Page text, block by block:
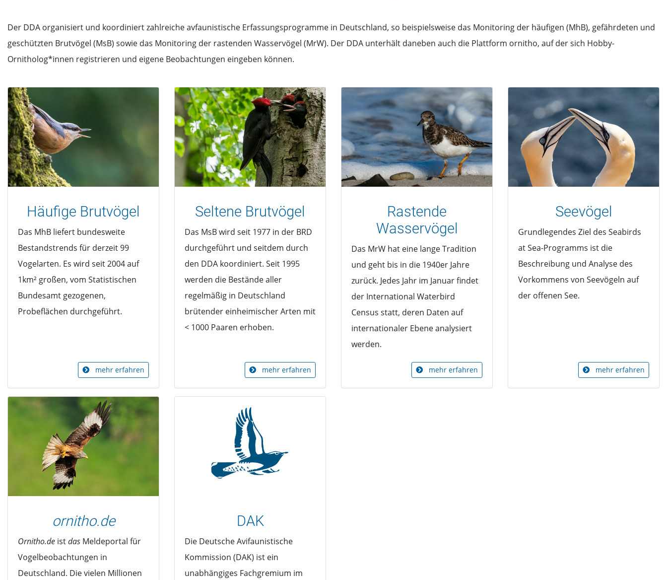
Der DDA organisiert und koordiniert zahlreiche avfaunistische Erfassungsprogramme in Deutschland, so beispielsweise das Monitoring der häufigen (MhB), gefährdeten und
geschützten Brutvögel (MsB) sowie das Monitoring der rastenden Wasservögel (MrW). Der DDA unterhält daneben auch die Plattform ornitho, auf der sich Hobby-
Ornitholog*innen registrieren und eigene Beobachtungen eingeben können.
Häufige Brutvögel
Das MhB liefert bundesweite
Bestandstrends für derzeit 99
Vogelarten. Es wird seit 2004 auf
1km² großen, vom Statistischen
Bundesamt gezogenen,
Probeflächen durchgeführt.
mehr erfahren
Seltene Brutvögel
Das MsB wird seit 1977 in der BRD
durchgeführt und seitdem durch
den DDA koordiniert. Seit 1995
werden die Bestände aller
regelmäßig in Deutschland
brütender einheimischer Arten mit
< 1000 Paaren erhoben.
mehr erfahren
Rastende
Wasservögel
Das MrW hat eine lange Tradition
und geht bis in die 1940er Jahre
zurück. Jedes Jahr im Januar findet
der International Waterbird
Census statt, deren Daten auf
internationaler Ebene analysiert
werden.
mehr erfahren
Seevögel
Grundlegendes Ziel des Seabirds
at Sea-Programms ist die
Beschreibung und Analyse des
Vorkommens von Seevögeln auf
der offenen See.
mehr erfahren
ornitho.de
Ornitho.de istdas Meldeportal für
Vogelbeobachtungen in
Deutschland. Die vielen Millionen
DAK
Die Deutsche Avifaunistische
Kommission (DAK) ist ein
unabhängiges Fachgremium im